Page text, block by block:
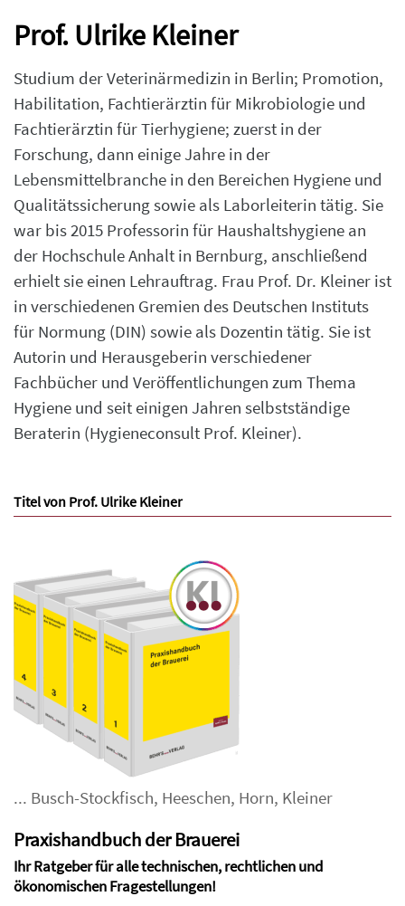
Prof. Ulrike Kleiner
Studium der Veterinärmedizin in Berlin; Promotion,
Habilitation, Fachtierärztin für Mikrobiologie und
Fachtierärztin für Tierhygiene; zuerst in der
Forschung, dann einige Jahre in der
Lebensmittelbranche in den Bereichen Hygiene und
Qualitätssicherung sowie als Laborleiterin tätig. Sie
war bis 2015 Professorin für Haushaltshygiene an
der Hochschule Anhalt in Bernburg, anschließend
erhielt sie einen Lehrauftrag. Frau Prof. Dr. Kleiner ist
in verschiedenen Gremien des Deutschen Instituts
für Normung (DIN) sowie als Dozentin tätig. Sie ist
Autorin und Herausgeberin verschiedener
Fachbücher und Veröffentlichungen zum Thema
Hygiene und seit einigen Jahren selbstständige
Beraterin (Hygieneconsult Prof. Kleiner).
Titel von Prof. Ulrike Kleiner
... Busch-Stockfisch, Heeschen, Horn, Kleiner
Praxishandbuch der Brauerei
Ihr Ratgeber für alle technischen, rechtlichen und
ökonomischen Fragestellungen!